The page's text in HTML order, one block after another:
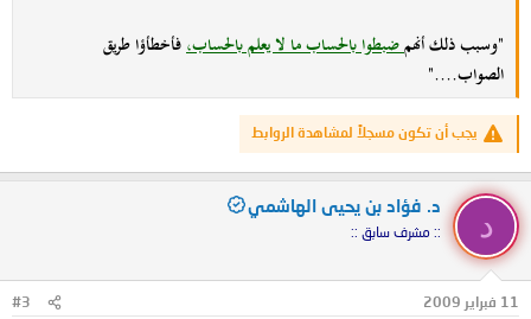
"وسبب ذلك أنهمضبطوا بالحساب ما لا يعلم بالحساب،فأخطأؤا طريق
الصواب...."
يجب أن تكون مسجلاً لمشاهدة الروابط
د
د. فؤاد بن يحيى الهاشمي
:: مشرف سابق ::
11 فبراير 2009 #3